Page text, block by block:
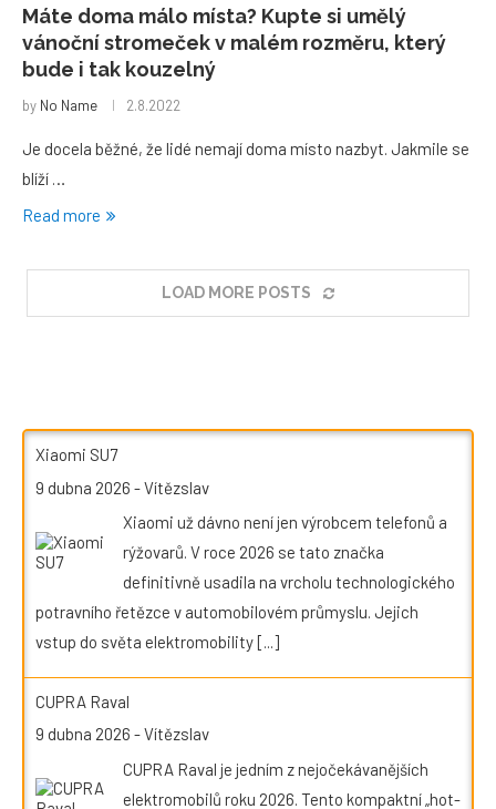
Máte doma málo místa? Kupte si umělý
vánoční stromeček v malém rozměru, který
bude i tak kouzelný
by No Name 2.8.2022
Je docela běžné, že lidé nemají doma místo nazbyt. Jakmile se
blíží …
Read more
LOAD MORE POSTS
Xiaomi SU7
9 dubna 2026 -Vítězslav
Xiaomi už dávno není jen výrobcem telefonů a
rýžovarů. V roce 2026 se tato značka
definitivně usadila na vrcholu technologického
potravního řetězce v automobilovém průmyslu. Jejich
vstup do světa elektromobility[...]
CUPRA Raval
9 dubna 2026 -Vítězslav
CUPRA Raval je jedním z nejočekávanějších
elektromobilů roku 2026. Tento kompaktní „hot-